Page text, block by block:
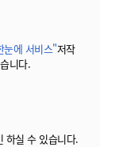
눈에 서비스"저작
니다.
하실 수 있습니다.